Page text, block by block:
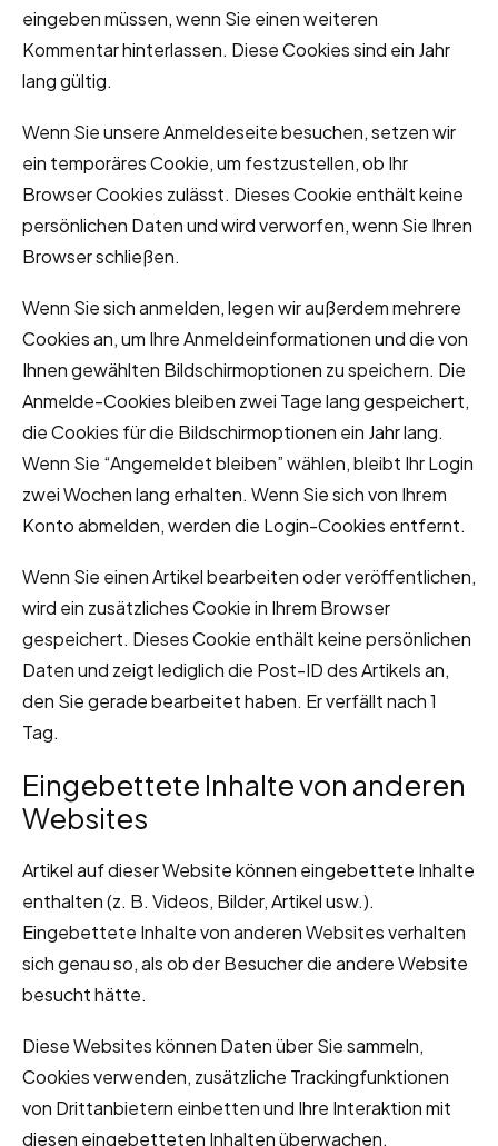
eingeben müssen, wenn Sie einen weiteren
Kommentar hinterlassen. Diese Cookies sind ein Jahr
lang gültig.
Wenn Sie unsere Anmeldeseite besuchen, setzen wir
ein temporäres Cookie, um festzustellen, ob Ihr
Browser Cookies zulässt. Dieses Cookie enthält keine
persönlichen Daten und wird verworfen, wenn Sie Ihren
Browser schließen.
Wenn Sie sich anmelden, legen wir außerdem mehrere
Cookies an, um Ihre Anmeldeinformationen und die von
Ihnen gewählten Bildschirmoptionen zu speichern. Die
Anmelde-Cookies bleiben zwei Tage lang gespeichert,
die Cookies für die Bildschirmoptionen ein Jahr lang.
Wenn Sie “Angemeldet bleiben” wählen, bleibt Ihr Login
zwei Wochen lang erhalten. Wenn Sie sich von Ihrem
Konto abmelden, werden die Login-Cookies entfernt.
Wenn Sie einen Artikel bearbeiten oder veröffentlichen,
wird ein zusätzliches Cookie in Ihrem Browser
gespeichert. Dieses Cookie enthält keine persönlichen
Daten und zeigt lediglich die Post-ID des Artikels an,
den Sie gerade bearbeitet haben. Er verfällt nach 1
Tag.
Eingebettete Inhalte von anderen
Websites
Artikel auf dieser Website können eingebettete Inhalte
enthalten (z. B. Videos, Bilder, Artikel usw.).
Eingebettete Inhalte von anderen Websites verhalten
sich genau so, als ob der Besucher die andere Website
besucht hätte.
Diese Websites können Daten über Sie sammeln,
Cookies verwenden, zusätzliche Trackingfunktionen
von Drittanbietern einbetten und Ihre Interaktion mit
diesen eingebetteten Inhalten überwachen,